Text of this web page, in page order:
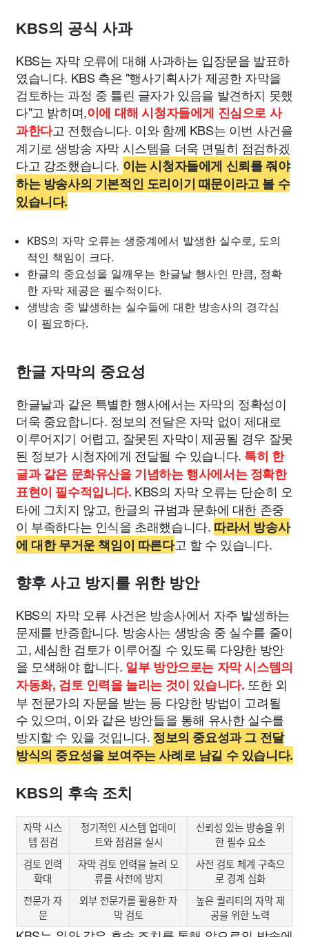
KBS의 공식 사과
KBS는 자막 오류에 대해 사과하는 입장문을 발표하
였습니다. KBS 측은 "행사기획사가 제공한 자막을
검토하는 과정 중 틀린 글자가 있음을 발견하지 못했
다"고 밝히며,이에 대해 시청자들에게 진심으로 사
과한다고 전했습니다. 이와 함께 KBS는 이번 사건을
계기로 생방송 자막 시스템을 더욱 면밀히 점검하겠
다고 강조했습니다. 이는 시청자들에게 신뢰를 줘야
하는 방송사의 기본적인 도리이기 때문이라고 볼 수
있습니다.
KBS의 자막 오류는 생중계에서 발생한 실수로, 도의
적인 책임이 크다.
한글의 중요성을 일깨우는 한글날 행사인 만큼, 정확
한 자막 제공은 필수적이다.
생방송 중 발생하는 실수들에 대한 방송사의 경각심
이 필요하다.
한글 자막의 중요성
한글날과 같은 특별한 행사에서는 자막의 정확성이
더욱 중요합니다. 정보의 전달은 자막 없이 제대로
이루어지기 어렵고, 잘못된 자막이 제공될 경우 잘못
된 정보가 시청자에게 전달될 수 있습니다. 특히 한
글과 같은 문화유산을 기념하는 행사에서는 정확한
표현이 필수적입니다. KBS의 자막 오류는 단순히 오
타에 그치지 않고, 한글의 규범과 문화에 대한 존중
이 부족하다는 인식을 초래했습니다. 따라서 방송사
에 대한 무거운 책임이 따른다고 할 수 있습니다.
향후 사고 방지를 위한 방안
KBS의 자막 오류 사건은 방송사에서 자주 발생하는
문제를 반증합니다. 방송사는 생방송 중 실수를 줄이
고, 세심한 검토가 이루어질 수 있도록 다양한 방안
을 모색해야 합니다. 일부 방안으로는 자막 시스템의
자동화, 검토 인력을 늘리는 것이 있습니다. 또한 외
부 전문가의 자문을 받는 등 다양한 방법이 고려될
수 있으며, 이와 같은 방안들을 통해 유사한 실수를
방지할 수 있을 것입니다. 정보의 중요성과 그 전달
방식의 중요성을 보여주는 사례로 남길 수 있습니다.
KBS의 후속 조치
자막 시스
템 점검
정기적인 시스템 업데이
트와 점검을 실시
신뢰성 있는 방송을 위
한 필수 요소
검토 인력
확대
자막 검토 인력을 늘려 오
류를 사전에 방지
사전 검토 체계 구축으
로 경계 심화
전문가 자
문
외부 전문가를 활용한 자
막 검토
높은 퀄리티의 자막 제
공을 위한 노력